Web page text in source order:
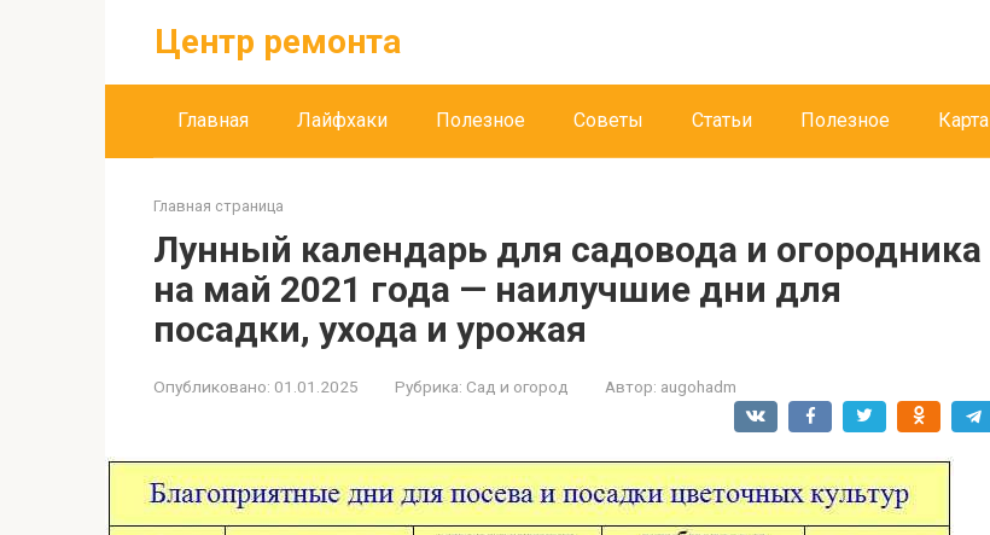
Центр ремонта
Главная Лайфхаки Полезное Советы Статьи Полезное Карта
Главная страница
Лунный календарь для садовода и огородника
на май 2021 года — наилучшие дни для
посадки, ухода и урожая
Опубликовано: 01.01.2025 Рубрика: Сад и огород Автор: augohadm